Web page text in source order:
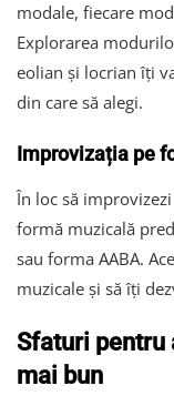
modale, fiecare
Explorarea
eolian și locrian îți
din care să alegi.
Improvizația pe
În loc să
formă muzicală
sau forma AABA.
muzicale și să îți
Sfaturi pentru
mai bun